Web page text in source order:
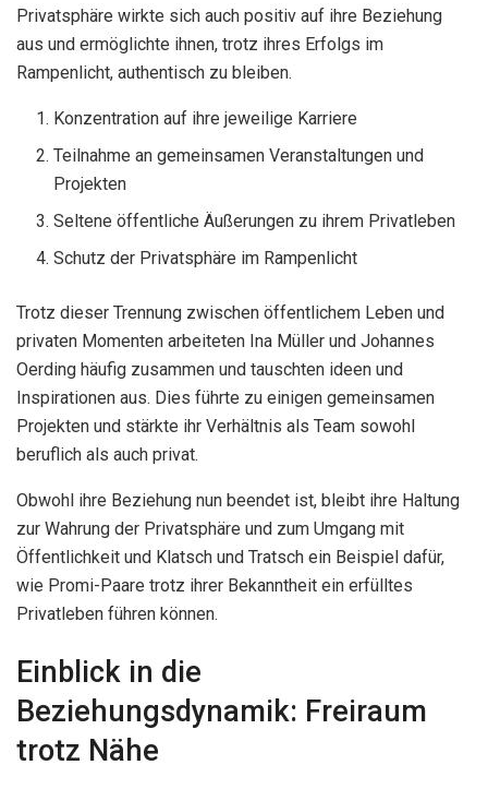
Privatsphäre wirkte sich auch positiv auf ihre Beziehung
aus und ermöglichte ihnen, trotz ihres Erfolgs im
Rampenlicht, authentisch zu bleiben.
Konzentration auf ihre jeweilige Karriere
Teilnahme an gemeinsamen Veranstaltungen und
Projekten
Seltene öffentliche Äußerungen zu ihrem Privatleben
Schutz der Privatsphäre im Rampenlicht
Trotz dieser Trennung zwischen öffentlichem Leben und
privaten Momenten arbeiteten Ina Müller und Johannes
Oerding häufig zusammen und tauschten ideen und
Inspirationen aus. Dies führte zu einigen gemeinsamen
Projekten und stärkte ihr Verhältnis als Team sowohl
beruflich als auch privat.
Obwohl ihre Beziehung nun beendet ist, bleibt ihre Haltung
zur Wahrung der Privatsphäre und zum Umgang mit
Öffentlichkeit und Klatsch und Tratsch ein Beispiel dafür,
wie Promi-Paare trotz ihrer Bekanntheit ein erfülltes
Privatleben führen können.
Einblick in die
Beziehungsdynamik: Freiraum
trotz Nähe